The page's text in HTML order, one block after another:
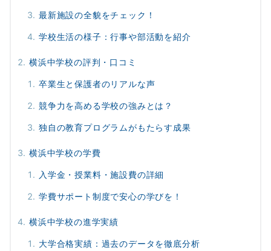
最新施設の全貌をチェック！
学校生活の様子：行事や部活動を紹介
横浜中学校の評判・口コミ
卒業生と保護者のリアルな声
競争力を高める学校の強みとは？
独自の教育プログラムがもたらす成果
横浜中学校の学費
入学金・授業料・施設費の詳細
学費サポート制度で安心の学びを！
横浜中学校の進学実績
大学合格実績：過去のデータを徹底分析